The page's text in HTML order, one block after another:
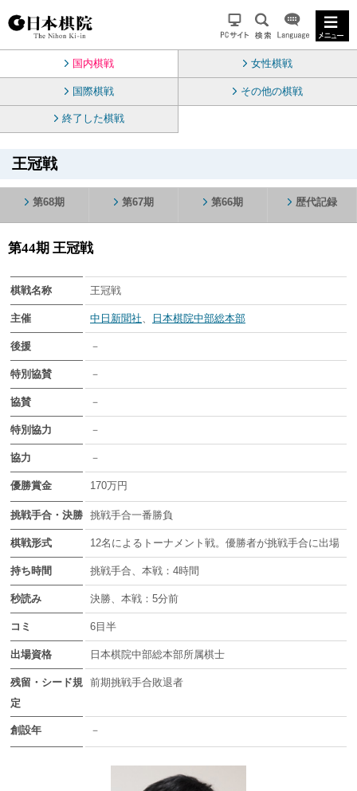
国内棋戦 女性棋戦
国際棋戦 その他の棋戦
終了した棋戦
王冠戦
第68期 第67期 第66期 歴代記録
第44期 王冠戦
棋戦名称 王冠戦
主催 中日新聞社 日本棋院中部総本部
後援 －
特別協賛 －
協賛 －
特別協力 －
協力 －
優勝賞金 170万円
挑戦手合・決勝 挑戦手合一番勝負
棋戦形式 12名によるトーナメント戦。優勝者が挑戦手合に出場
持ち時間 挑戦手合、本戦：4時間
秒読み 決勝、本戦：5分前
コミ 6目半
出場資格 日本棋院中部総本部所属棋士
残留・シード規
定
前期挑戦手合敗退者
創設年 －